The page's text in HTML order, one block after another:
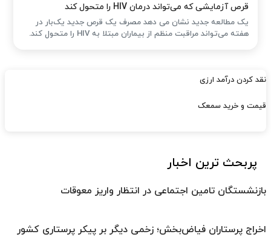
قرص آزمایشی که می‌تواند درمان HIV را متحول کند
یک مطالعه جدید نشان می دهد مصرف یک قرص جدید یک‌بار در
هفته می‌تواند مراقبت منظم از بیماران مبتلا به HIV را متحول کند.
نقد کردن درآمد ارزی
قیمت و خرید سمعک
پربحث ترین اخبار
بازنشستگان تامین اجتماعی در انتظار واریز معوقات
اخراج پرستاران فیاض‌بخش؛ زخمی دیگر بر پیکر پرستاری کشور